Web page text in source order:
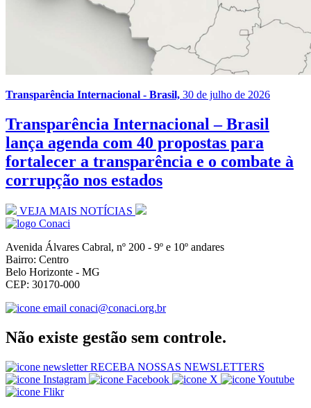
Transparência Internacional - Brasil, 30 de julho de 2026
Transparência Internacional – Brasil
lança agenda com 40 propostas para
fortalecer a transparência e o combate à
corrupção nos estados
VEJA MAIS NOTÍCIAS
Avenida Álvares Cabral, nº 200 - 9º e 10º andares
Bairro: Centro
Belo Horizonte - MG
CEP: 30170-000
conaci@conaci.org.br
Não existe gestão sem controle.
RECEBA NOSSAS NEWSLETTERS